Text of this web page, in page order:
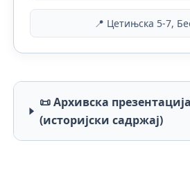
📍 Цетињска 5-7,
📜 Архивска
(историјски садржај)